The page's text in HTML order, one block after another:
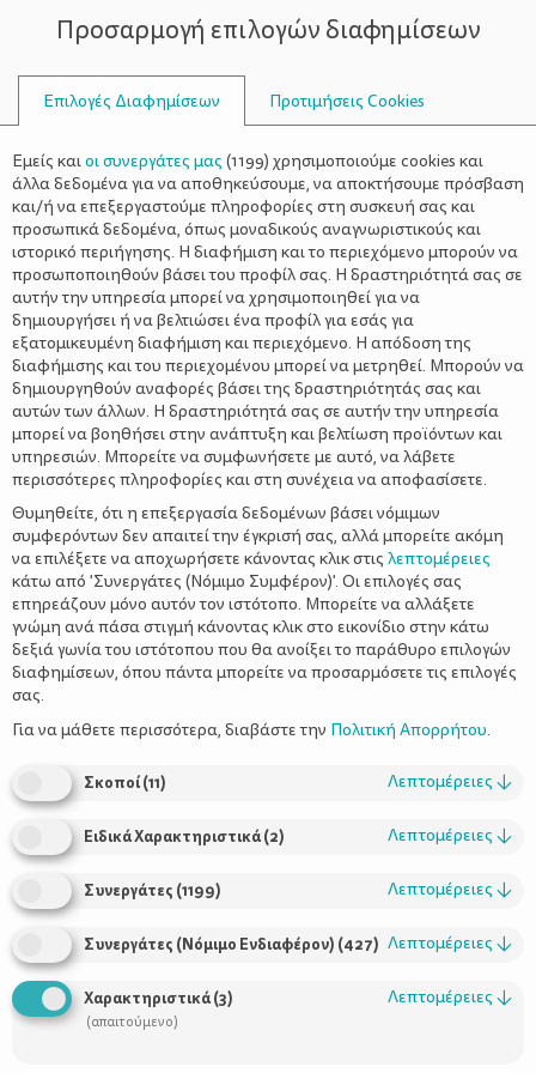
ΣΥΜΒΟΥΛΟΙ
ΧΡΉΣΙΜΟ ΓΙΑ ΓΟΝΕΊΣ
Οι πρώτες μέρες στο σχολείο
Χρήσιμοι Σύνδεσμοι
Τι είναι το ΔΕΛΤΑ moms
Προσαρμογή επιλογών διαφημίσεων
Επιλογές Διαφημίσεων Προτιμήσεις Cookies
Εμείς καιοι συνεργάτες μας (1199) χρησιμοποιούμε cookies και
άλλα δεδομένα για να αποθηκεύσουμε, να αποκτήσουμε πρόσβαση
και/ή να επεξεργαστούμε πληροφορίες στη συσκευή σας και
προσωπικά δεδομένα, όπως μοναδικούς αναγνωριστικούς και
ιστορικό περιήγησης. Η διαφήμιση και το περιεχόμενο μπορούν να
προσωποποιηθούν βάσει του προφίλ σας. Η δραστηριότητά σας σε
αυτήν την υπηρεσία μπορεί να χρησιμοποιηθεί για να
δημιουργήσει ή να βελτιώσει ένα προφίλ για εσάς για
εξατομικευμένη διαφήμιση και περιεχόμενο. Η απόδοση της
διαφήμισης και του περιεχομένου μπορεί να μετρηθεί. Μπορούν να
δημιουργηθούν αναφορές βάσει της δραστηριότητάς σας και
αυτών των άλλων. Η δραστηριότητά σας σε αυτήν την υπηρεσία
μπορεί να βοηθήσει στην ανάπτυξη και βελτίωση προϊόντων και
υπηρεσιών. Μπορείτε να συμφωνήσετε με αυτό, να λάβετε
περισσότερες πληροφορίες και στη συνέχεια να αποφασίσετε.
Θυμηθείτε, ότι η επεξεργασία δεδομένων βάσει νόμιμων
συμφερόντων δεν απαιτεί την έγκρισή σας, αλλά μπορείτε ακόμη
να επιλέξετε να αποχωρήσετε κάνοντας κλικ στις λεπτομέρειες
κάτω από 'Συνεργάτες (Νόμιμο Συμφέρον)'. Οι επιλογές σας
επηρεάζουν μόνο αυτόν τον ιστότοπο. Μπορείτε να αλλάξετε
γνώμη ανά πάσα στιγμή κάνοντας κλικ στο εικονίδιο στην κάτω
δεξιά γωνία του ιστότοπου που θα ανοίξει το παράθυρο επιλογών
διαφημίσεων, όπου πάντα μπορείτε να προσαρμόσετε τις επιλογές
σας.
Για να μάθετε περισσότερα, διαβάστε την Πολιτική Απορρήτου.
Σκοποί(11) Λεπτομέρειες ↓
Ειδικά Χαρακτηριστικά(2) Λεπτομέρειες ↓
Συνεργάτες (1199) Λεπτομέρειες ↓
Συνεργάτες (Νόμιμο Ενδιαφέρον) (427) Λεπτομέρειες ↓
Χαρακτηριστικά(3)
(απαιτούμενο)
Λεπτομέρειες ↓